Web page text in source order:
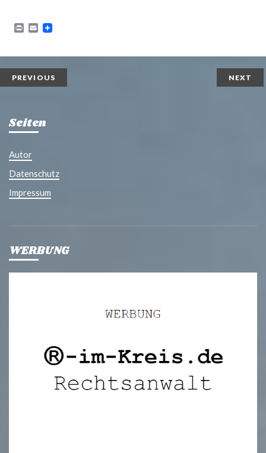
P
n
t
E
i
l
PREVIOUS NEXT
Seiten
Autor
Datenschutz
Impressum
WERBUNG